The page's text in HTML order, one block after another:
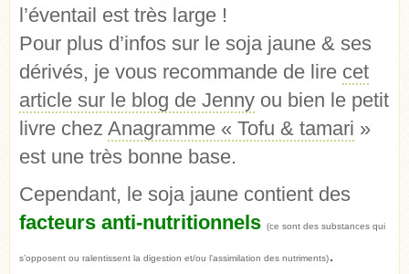
l’éventail est très large !
Pour plus d’infos sur le soja jaune & ses
dérivés, je vous recommande de lire cet
article sur le blog de Jenny ou bien le petit
livre chez Anagramme « Tofu & tamari »
est une très bonne base.
Cependant, le soja jaune contient des
facteurs anti-nutritionnels (ce sont des substances qui
s’opposent ou ralentissent la digestion et/ou l’assimilation des nutriments).